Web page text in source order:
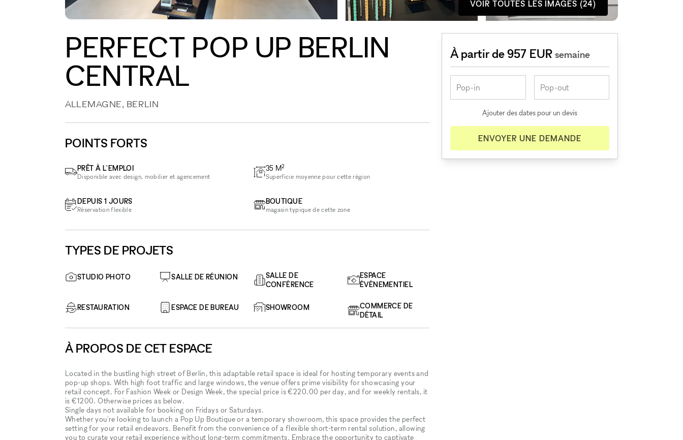
VOIR TOUTES LES IMAGES (24)
PERFECT POP UP BERLIN
CENTRAL
ALLEMAGNE, BERLIN
POINTS FORTS
PRÊT À L'EMPLOI
Disponible avec design, mobilier et agencement
DEPUIS 1 JOURS
Réservation flexible
35 M2
Superficie moyenne pour cette région
BOUTIQUE
magasin typique de cette zone
TYPES DE PROJETS
STUDIO PHOTO SALLE DE RÉUNION
SALLE DE
CONFÉRENCE
ESPACE
ÉVÉNEMENTIEL
RESTAURATION ESPACE DE BUREAU SHOWROOM
COMMERCE DE
DÉTAIL
À PROPOS DE CET ESPACE
Located in the bustling high street of Berlin, this adaptable retail space is ideal for hosting temporary events and
pop-up shops. With high foot traffic and large windows, the venue offers prime visibility for showcasing your
retail concept. For Fashion Week or Design Week, the special price is €220.00 per day, and for weekly rentals, it
is €1200. Otherwise prices as below.
Single days not available for booking on Fridays or Saturdays.
Whether you're looking to launch a Pop Up Boutique or a temporary showroom, this space provides the perfect
setting for your retail endeavors. Benefit from the convenience of a flexible short-term rental solution, allowing
you to curate your retail experience without long-term commitments. Embrace the opportunity to captivate
À partir de 957 EURsemaine
Ajouter des dates pour un devis
ENVOYER UNE DEMANDE